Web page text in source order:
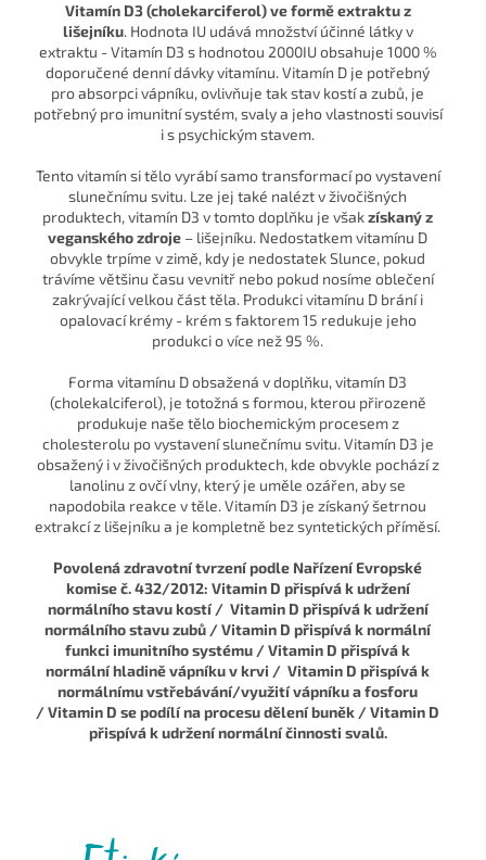
Vitamín D3 (cholekarciferol) ve formě extraktu z
lišejníku. Hodnota IU udává množství účinné látky v
extraktu - Vitamín D3 s hodnotou 2000IU obsahuje 1000 %
doporučené denní dávky vitamínu. Vitamín D je potřebný
pro absorpci vápníku, ovlivňuje tak stav kostí a zubů, je
potřebný pro imunitní systém, svaly a jeho vlastnosti souvisí
i s psychickým stavem.
Tento vitamín si tělo vyrábí samo transformací po vystavení
slunečnímu svitu. Lze jej také nalézt v živočišných
produktech, vitamín D3 v tomto doplňku je všakzískaný z
veganského zdroje – lišejníku. Nedostatkem vitamínu D
obvykle trpíme v zimě, kdy je nedostatek Slunce, pokud
trávíme většinu času vevnitř nebo pokud nosíme oblečení
zakrývající velkou část těla. Produkci vitamínu D brání i
opalovací krémy - krém s faktorem 15 redukuje jeho
produkci o více než 95 %.
Forma vitamínu D obsažená v doplňku, vitamín D3
(cholekalciferol), je totožná s formou, kterou přirozeně
produkuje naše tělo biochemickým procesem z
cholesterolu po vystavení slunečnímu svitu. Vitamín D3 je
obsažený i v živočišných produktech, kde obvykle pochází z
lanolinu z ovčí vlny, který je uměle ozářen, aby se
napodobila reakce v těle. Vitamín D3 je získaný šetrnou
extrakcí z lišejníku a je kompletně bez syntetických příměsí.
Povolená zdravotní tvrzení podle Nařízení Evropské
komise č. 432/2012: Vitamin D přispívá k udržení
normálního stavu kostí / Vitamin D přispívá k udržení
normálního stavu zubů / Vitamin D přispívá k normální
funkci imunitního systému / Vitamin D přispívá k
normální hladině vápníku v krvi / Vitamin D přispívá k
normálnímu vstřebávání/využití vápníku a fosforu
/ Vitamin D se podílí na procesu dělení buněk / Vitamin D
přispívá k udržení normální činnosti svalů.